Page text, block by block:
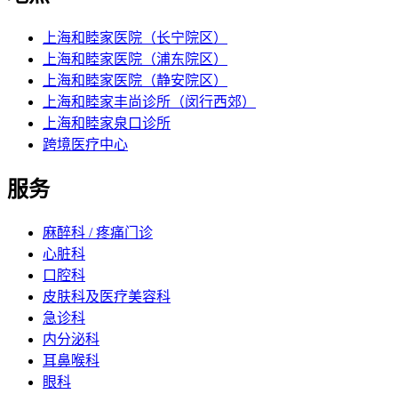
上海和睦家医院（长宁院区）
上海和睦家医院（浦东院区）
上海和睦家医院（静安院区）
上海和睦家丰尚诊所（闵行西郊）
上海和睦家泉口诊所
跨境医疗中心
服务
麻醉科 / 疼痛门诊
心脏科
口腔科
皮肤科及医疗美容科
急诊科
内分泌科
耳鼻喉科
眼科